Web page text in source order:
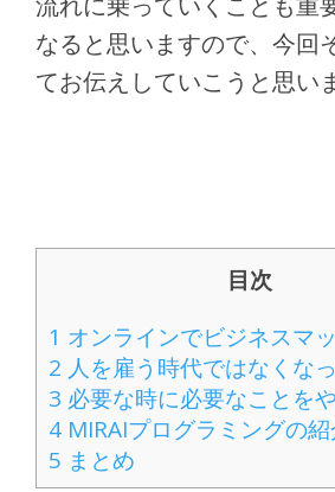
なると思いますので、今回
てお伝えしていこうと思い
目次
1 オンラインでビジネスマ
2 人を雇う時代ではなくな
3 必要な時に必要なことを
4 MIRAIプログラミングの
5 まとめ